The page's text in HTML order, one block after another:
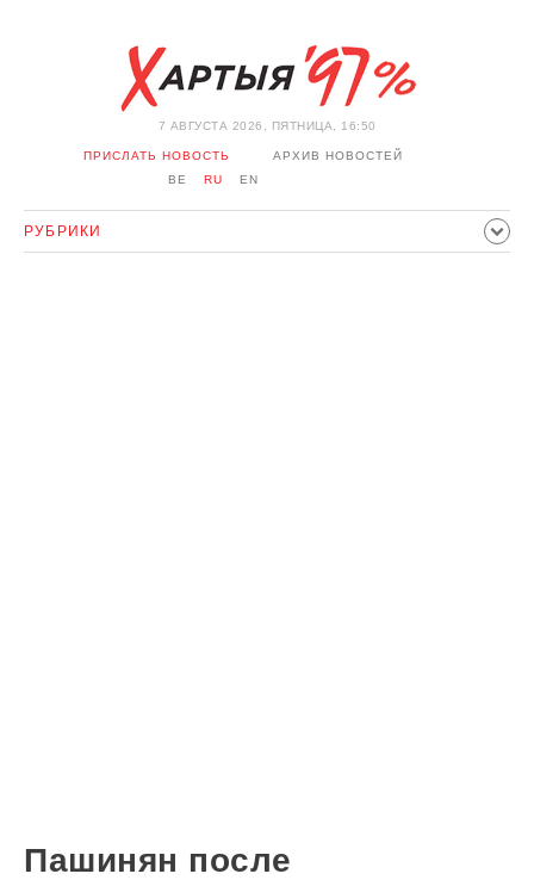
7 АВГУСТА 2026, ПЯТНИЦА, 16:50
ПРИСЛАТЬ НОВОСТЬ
АРХИВ НОВОСТЕЙ
BE
RU EN
РУБРИКИ
Пашинян после